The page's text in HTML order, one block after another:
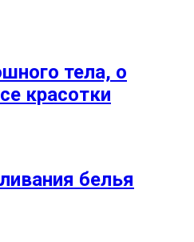
тела, о
красотки
белья